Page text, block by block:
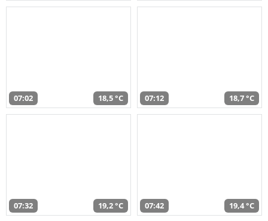
07:02 18,5 °C 07:12 18,7 °C
07:32 19,2 °C 07:42 19,4 °C